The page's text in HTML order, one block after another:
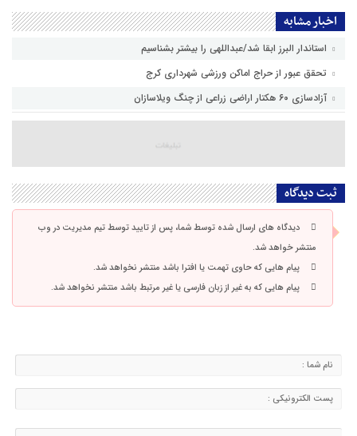
اخبار مشابه
استاندار البرز ابقا شد/عبداللهی را بیشتر بشناسیم
تحقق عبور از حراج اماکن ورزشی شهرداری کرج
آزادسازی ۶۰ هکتار اراضی زراعی از چنگ ویلاسازان
ثبت دیدگاه
دیدگاه های ارسال شده توسط شما، پس از تایید توسط تیم مدیریت در وب
منتشر خواهد شد.
پیام هایی که حاوی تهمت یا افترا باشد منتشر نخواهد شد.
پیام هایی که به غیر از زبان فارسی یا غیر مرتبط باشد منتشر نخواهد شد.